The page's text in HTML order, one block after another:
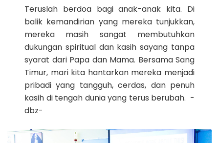
Teruslah berdoa bagi anak-anak kita. Di
balik kemandirian yang mereka tunjukkan,
mereka masih sangat membutuhkan
dukungan spiritual dan kasih sayang tanpa
syarat dari Papa dan Mama. Bersama Sang
Timur, mari kita hantarkan mereka menjadi
pribadi yang tangguh, cerdas, dan penuh
kasih di tengah dunia yang terus berubah. -
dbz-